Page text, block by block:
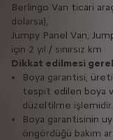
Berlingo Van ticari
dolarsa),
Jumpy Panel Van,
için 2 yıl / sınırsız km
Dikkat edilmesi
Boya garantisi,
tespit edilen boya
düzeltilme işlemidir.
Boya garantisinin
öngördüğü bakım